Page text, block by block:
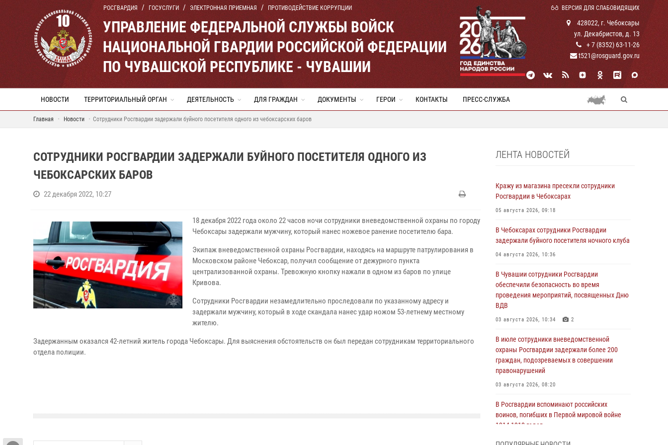
РОСГВАРДИЯ ГОСУСЛУГИ ЭЛЕКТРОННАЯ ПРИЕМНАЯ ПРОТИВОДЕЙСТВИЕ КОРРУПЦИИ ВЕРСИЯ ДЛЯ СЛАБОВИДЯЩИХ
УПРАВЛЕНИЕ ФЕДЕРАЛЬНОЙ СЛУЖБЫ ВОЙСК
НАЦИОНАЛЬНОЙ ГВАРДИИ РОССИЙСКОЙ ФЕДЕРАЦИИ
ПО ЧУВАШСКОЙ РЕСПУБЛИКЕ - ЧУВАШИИ
428022, г. Чебоксары
ул. Декабристов, д. 13
+ 7 (8352) 63-11-26
t521@rosguard.gov.ru
НОВОСТИ ТЕРРИТОРИАЛЬНЫЙ ОРГАН ДЕЯТЕЛЬНОСТЬ ДЛЯ ГРАЖДАН ДОКУМЕНТЫ ГЕРОИ КОНТАКТЫ ПРЕСС-СЛУЖБА
Главная Новости Сотрудники Росгвардии задержали буйного посетителя одного из чебоксарских баров
СОТРУДНИКИ РОСГВАРДИИ ЗАДЕРЖАЛИ БУЙНОГО ПОСЕТИТЕЛЯ ОДНОГО ИЗ
ЧЕБОКСАРСКИХ БАРОВ
22 декабря 2022, 10:27
18 декабря 2022 года около 22 часов ночи сотрудники вневедомственной охраны по городу
Чебоксары задержали мужчину, который нанес ножевое ранение посетителю бара.
Экипаж вневедомственной охраны Росгвардии, находясь на маршруте патрулирования в
Московском районе Чебоксар, получил сообщение от дежурного пункта
централизованной охраны. Тревожную кнопку нажали в одном из баров по улице
Кривова.
Сотрудники Росгвардии незамедлительно проследовали по указанному адресу и
задержали мужчину, который в ходе скандала нанес удар ножом 53-летнему местному
жителю.
Задержанным оказался 42-летний житель города Чебоксары. Для выяснения обстоятельств он был передан сотрудникам территориального
отдела полиции.
ЛЕНТА НОВОСТЕЙ
Кражу из магазина пресекли сотрудники
Росгвардии в Чебоксарах
05 августа 2026, 09:18
В Чебоксарах сотрудники Росгвардии
задержали буйного посетителя ночного клуба
04 августа 2026, 10:36
В Чувашии сотрудники Росгвардии
обеспечили безопасность во время
проведения мероприятий, посвященных Дню
ВДВ
03 августа 2026, 10:34 2
В июле сотрудники вневедомственной
охраны Росгвардии задержали более 200
граждан, подозреваемых в совершении
правонарушений
03 августа 2026, 08:20
В Росгвардии вспоминают российских
воинов, погибших в Первой мировой войне
1914-1918 годов